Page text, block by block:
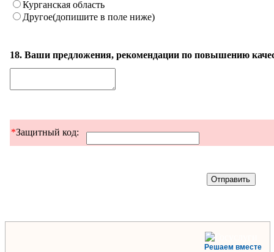
Курганская область
Другое(допишите в поле ниже)
18. Ваши предложения, рекомендации по повышению
*Защитный код:
Решаем вместе